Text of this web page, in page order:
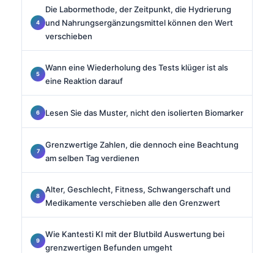
Die Labormethode, der Zeitpunkt, die Hydrierung
und Nahrungsergänzungsmittel können den Wert
verschieben
Wann eine Wiederholung des Tests klüger ist als
eine Reaktion darauf
Lesen Sie das Muster, nicht den isolierten Biomarker
Grenzwertige Zahlen, die dennoch eine Beachtung
am selben Tag verdienen
Alter, Geschlecht, Fitness, Schwangerschaft und
Medikamente verschieben alle den Grenzwert
Wie Kantesti KI mit der Blutbild Auswertung bei
grenzwertigen Befunden umgeht